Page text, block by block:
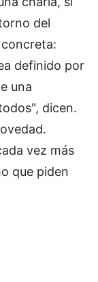
del
definido por
una
dicen.
vez más
que piden